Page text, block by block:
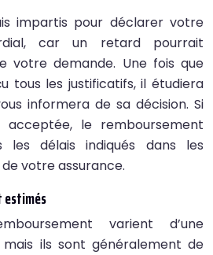
impartis pour déclarer votre
car un retard pourrait
votre demande. Une fois que
tous les justificatifs, il étudiera
informera de sa décision. Si
le remboursement
les délais indiqués dans les
votre assurance.
estimés
varient d’une
mais ils sont généralement de